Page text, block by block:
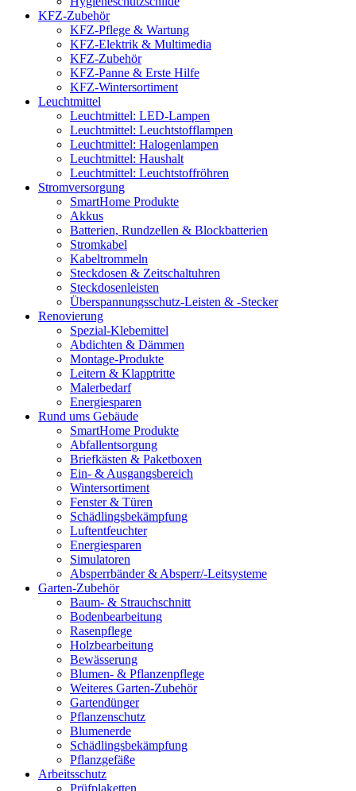
KFZ-Zubehör
KFZ-Pflege & Wartung
KFZ-Elektrik & Multimedia
KFZ-Zubehör
KFZ-Panne & Erste Hilfe
KFZ-Wintersortiment
Leuchtmittel
Leuchtmittel: LED-Lampen
Leuchtmittel: Leuchtstofflampen
Leuchtmittel: Halogenlampen
Leuchtmittel: Haushalt
Leuchtmittel: Leuchtstoffröhren
Stromversorgung
SmartHome Produkte
Akkus
Batterien, Rundzellen & Blockbatterien
Stromkabel
Kabeltrommeln
Steckdosen & Zeitschaltuhren
Steckdosenleisten
Überspannungsschutz-Leisten & -Stecker
Renovierung
Spezial-Klebemittel
Abdichten & Dämmen
Montage-Produkte
Leitern & Klapptritte
Malerbedarf
Energiesparen
Rund ums Gebäude
SmartHome Produkte
Abfallentsorgung
Briefkästen & Paketboxen
Ein- & Ausgangsbereich
Wintersortiment
Fenster & Türen
Schädlingsbekämpfung
Luftentfeuchter
Energiesparen
Simulatoren
Absperrbänder & Absperr/-Leitsysteme
Garten-Zubehör
Baum- & Strauchschnitt
Bodenbearbeitung
Rasenpflege
Holzbearbeitung
Bewässerung
Blumen- & Pflanzenpflege
Weiteres Garten-Zubehör
Gartendünger
Pflanzenschutz
Blumenerde
Schädlingsbekämpfung
Pflanzgefäße
Arbeitsschutz
Prüfplaketten